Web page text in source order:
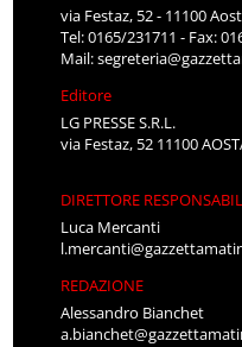
via Festaz, 52 - 11100
Tel: 0165/231711 - Fax:
Mail:
Editore
LG PRESSE S.R.L.
via Festaz, 52 11100
DIRETTORE
Luca Mercanti
REDAZIONE
Alessandro Bianchet